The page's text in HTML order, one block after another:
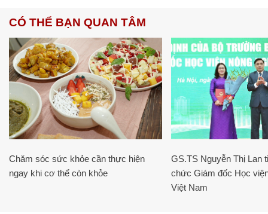
CÓ THỂ BẠN QUAN TÂM
Chăm sóc sức khỏe cần thực hiện
ngay khi cơ thể còn khỏe
GS.TS Nguyễn Thị Lan
chức Giám đốc Học
Việt Nam